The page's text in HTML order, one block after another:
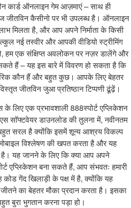
कार्ड ऑनलाइन गेम आज़माएं – साथ ही
जीतविन कैसीनो पर भी उपलब्ध है। ऑनलाइन
मिलता है, और आप अपने निर्माता के किसी
नई तस्वीर और आपकी वीडियो स्ट्रीमिंग
एक संक्षिप्त अवलोकन पर नज़र डालेंगे और
हैं – यह इस बारे में विवरण हो सकता है कि
कौन हैं और बहुत कुछ। आपके लिए बेहतर
जीतविन जुआ प्रतिष्ठान टिप्पणी ढूंढ़ें।
लिए एक प्रभावशाली 888स्पोर्ट एप्लिकेशन
सॉफ्टवेयर डाउनलोड की तुलना में, नवीनतम
सरल है क्योंकि इसमें शून्य आश्रय विकल्प
विश्लेषण की खपत करता है और यह
है। यह जानने के लिए कि क्या आप अपने
एप्लिकेशन बना सकते हैं, आप संभवतः हमारी
गेंद खिलाड़ी के पक्ष में है, क्योंकि यह
का बेहतर मौका प्रदान करता है। इसका
बुरा भुगतान करना पड़ा हो।